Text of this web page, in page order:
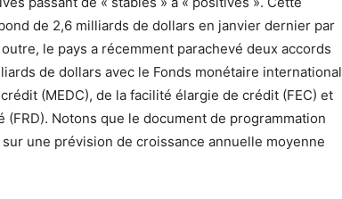
de 2,6 milliards de dollars en janvier dernier par
le pays a récemment parachevé deux accords
de dollars avec le Fonds monétaire international
(MEDC), de la facilité élargie de crédit (FEC) et
Notons que le document de programmation
une prévision de croissance annuelle moyenne